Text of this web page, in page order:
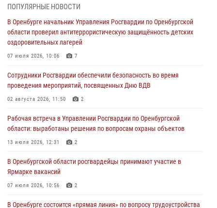
28 июля 2026, 09:41 1
Росгвардейцы обеспечили правопорядок на праздновании Дня
ВМФ в Оренбурге
27 июля 2026, 14:36 2
жизненной ситуации (ВИДЕО)
26 июля 2026, 14:45
образовательных учреждений к новому учебному году
24 июля 2026, 12:25
проведён рейд по строительным объектам
23 июля 2026, 10:47
ПОПУЛЯРНЫЕ НОВОСТИ
В Оренбурге начальник Управления Росгвардии по Оренбургской
области проверил антитеррористическую защищённость детских
оздоровительных лагерей
07 июля 2026, 10:06 7
Сотрудники Росгвардии обеспечили безопасность во время
проведения мероприятий, посвященных Дню ВДВ
02 августа 2026, 11:50 2
Рабочая встреча в Управлении Росгвардии по Оренбургской
области: выработаны решения по вопросам охраны объектов
13 июля 2026, 12:31 2
В Оренбургской области росгвардейцы принимают участие в
Ярмарке вакансий
07 июля 2026, 10:56 2
В Оренбурге состоится «прямая линия» по вопросу трудоустройства